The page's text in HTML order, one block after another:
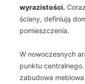
wyrazistości.
ściany, definiują
pomieszczenia.
W nowoczesnych
punktu
zabudowa